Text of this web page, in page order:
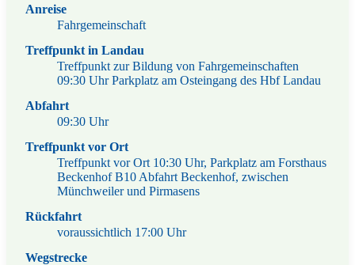
Anreise
Fahrgemeinschaft
Treffpunkt in Landau
Treffpunkt zur Bildung von Fahrgemeinschaften
09:30 Uhr Parkplatz am Osteingang des Hbf Landau
Abfahrt
09:30 Uhr
Treffpunkt vor Ort
Treffpunkt vor Ort 10:30 Uhr, Parkplatz am Forsthaus
Beckenhof B10 Abfahrt Beckenhof, zwischen
Münchweiler und Pirmasens
Rückfahrt
voraussichtlich 17:00 Uhr
Wegstrecke